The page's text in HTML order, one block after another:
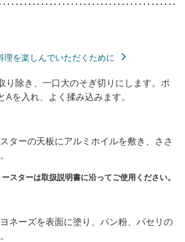
を楽しんでいただくために
り除き、一口大のそぎ切りにします。ポ
Aを入れ、よく揉み込みます。
ターの天板にアルミホイルを敷き、ささ
スターは取扱説明書に沿ってご使用ください。
ネーズを表面に塗り、パン粉、パセリの